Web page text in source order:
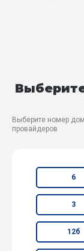
Выберите номер
провайдеров
6
3
12б